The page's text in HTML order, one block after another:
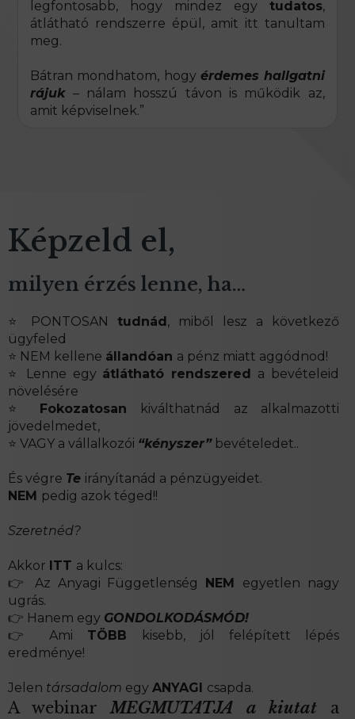
legfontosabb, hogy mindez egy tudatos,
átlátható rendszerre épül, amit itt tanultam
meg.
Bátran mondhatom, hogy érdemes hallgatni
rájuk– nálam hosszú távon is működik az,
amit képviselnek.”
Képzeld el,
milyen érzés lenne, ha…
⭐ PONTOSAN tudnád, miből lesz a következő
ügyfeled
⭐ NEM kellene állandóan a pénz miatt aggódnod!
⭐ Lenne egy átlátható rendszered a bevételeid
növelésére
⭐ Fokozatosan
kiválthatnád az alkalmazotti
jövedelmedet,
⭐ VAGY a vállalkozói “kényszer”bevételedet..
És végre Te irányítanád a pénzügyeidet.
NEM pedig azok téged!!
Szeretnéd?
Akkor ITT a kulcs:
👉 Az Anyagi Függetlenség NEM egyetlen nagy
ugrás.
👉 Hanem egy GONDOLKODÁSMÓD!
👉 Ami TÖBB
kisebb, jól felépített lépés
eredménye!
Jelen társadalom egy ANYAGI csapda.
A webinarMEGMUTATJA a kiutata